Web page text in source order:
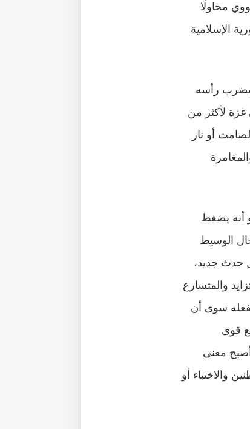
محاولًا
الإسلامية
يضرب رأسه
لأكثر من
أو نار
أنه يضغط
الوسيط
حدث جديد،
والمتسارع
سوى أن
قوى
معنى
والاختباء أو